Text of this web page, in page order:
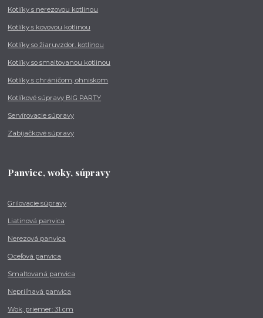
Kotlíky s nerezovou kotlinou
Kotlíky s kovovou kotlinou
Kotlíky so žiaruvzdor. kotlinou
Kotlíky so smaltovanou kotlinou
Kotlíky s chráničom, ohniskom
Kotlíkové súpravy BIG PARTY
Servírovacie súpravy
Zabíjačkové súpravy
Panvice, woky, súpravy
Grilovacie súpravy
Liatinová panvica
Nerezová panvica
Oceľová panvica
Smaltovaná panvica
Nepriľnavá panvica
Wok, priemer: 31 cm